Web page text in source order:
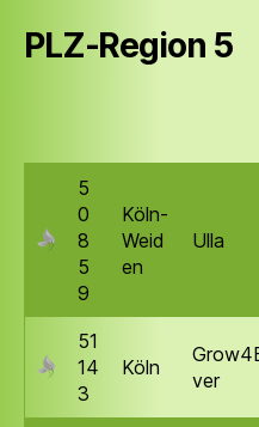
PLZ-Region 5
5
0
8
5
9
Köln-
Weid
en
Ulla
51
14
3
Köln
ver